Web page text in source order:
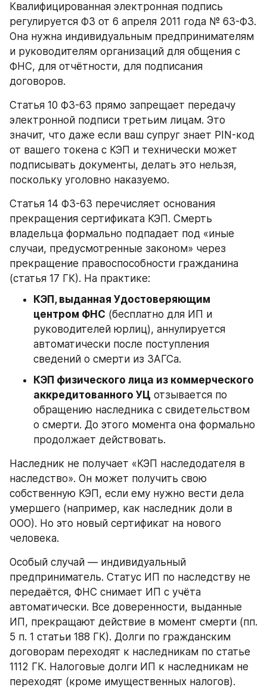
Квалифицированная электронная подпись
регулируется ФЗ от 6 апреля 2011 года № 63-ФЗ.
Она нужна индивидуальным предпринимателям
и руководителям организаций для общения с
ФНС, для отчётности, для подписания
договоров.
Статья 10 ФЗ-63 прямо запрещает передачу
электронной подписи третьим лицам. Это
значит, что даже если ваш супруг знает PIN-код
от вашего токена с КЭП и технически может
подписывать документы, делать это нельзя,
поскольку уголовно наказуемо.
Статья 14 ФЗ-63 перечисляет основания
прекращения сертификата КЭП. Смерть
владельца формально подпадает под «иные
случаи, предусмотренные законом» через
прекращение правоспособности гражданина
(статья 17 ГК). На практике:
КЭП, выданная Удостоверяющим
центром ФНС (бесплатно для ИП и
руководителей юрлиц), аннулируется
автоматически после поступления
сведений о смерти из ЗАГСа.
КЭП физического лица из коммерческого
аккредитованного УЦ отзывается по
обращению наследника с свидетельством
о смерти. До этого момента она формально
продолжает действовать.
Наследник не получает «КЭП наследодателя в
наследство». Он может получить свою
собственную КЭП, если ему нужно вести дела
умершего (например, как наследник доли в
ООО). Но это новый сертификат на нового
человека.
Особый случай — индивидуальный
предприниматель. Статус ИП по наследству не
передаётся, ФНС снимает ИП с учёта
автоматически. Все доверенности, выданные
ИП, прекращают действие в момент смерти (пп.
5 п. 1 статьи 188 ГК). Долги по гражданским
договорам переходят к наследникам по статье
1112 ГК. Налоговые долги ИП к наследникам не
переходят (кроме имущественных налогов).